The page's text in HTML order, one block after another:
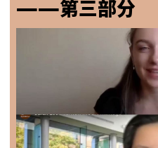
——第三部分